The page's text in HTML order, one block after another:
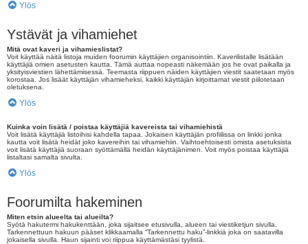
Ylös
Ystävät ja vihamiehet
Mitä ovat kaveri ja vihamieslistat?
Voit käyttää näitä listoja muiden foorumin käyttäjien organisointiin. Kaverilistalle lisätään
käyttäjiä omien asetusten kautta. Tämä auttaa nopeasti näkemään jos he ovat paikalla ja
yksityisviestien lähettämisessä. Teemasta riippuen näiden käyttäjien viestit saatetaan myös
korostaa. Jos lisäät käyttäjän vihamieheksi, kaikki käyttäjän kirjoittamat viestit piilotetaan
oletuksena.
Ylös
Kuinka voin lisätä / poistaa käyttäjiä kavereista tai vihamiehistä
Voit lisätä käyttäjiä listoihisi kahdella tapaa. Jokaisen käyttäjän profiilissa on linkki jonka
kautta voit lisätä heidät joko kavereihin tai vihamiehiin. Vaihtoehtoisesti omista asetuksista
voit lisätä käyttäjiä suoraan syöttämällä heidän käyttäjänimen. Voit myös poistaa käyttäjiä
listaltasi samalta sivulta.
Ylös
Foorumilta hakeminen
Miten etsin alueelta tai alueilta?
Syötä hakutermi hakukenttään, joka sijaitsee etusivulla, alueen tai viestiketjun sivulla.
Tarkennettuun hakuun pääset klikkaamalla “Tarkennettu haku”-linkkiä joka on saatavilla
jokaisella sivulla. Haun sijainti voi riippua käyttämästäsi tyylistä.